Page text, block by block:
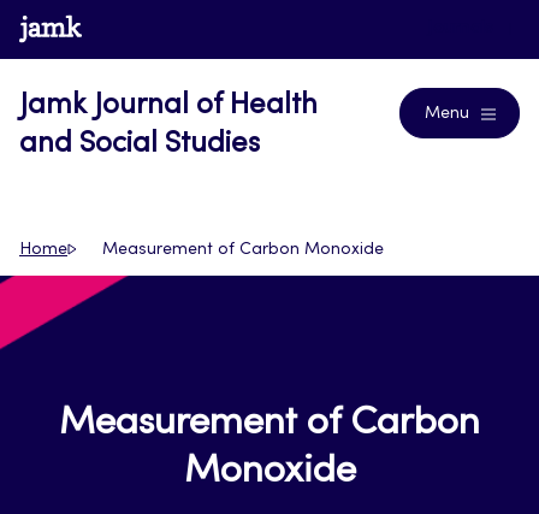
Skip
to
www.jamk.fi
Jamk Journal of Health
and Social Studies
Menu
Home Measurement of Carbon Monoxide
Measurement of Carbon
Monoxide